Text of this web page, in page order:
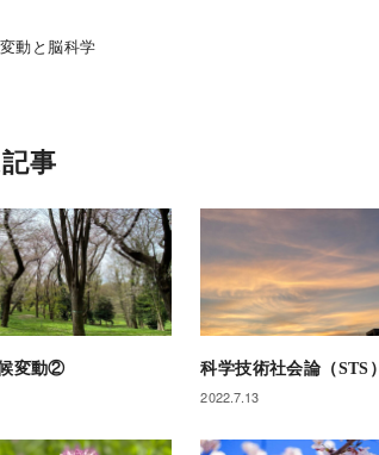
動と脳科学
事
変動②
科学技術社会論（STS）
2022.7.13